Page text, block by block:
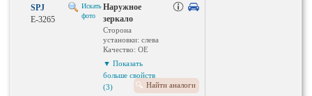
Вид
эксплуатации:
электрический
асферический
Автомобиль с
лево- /
правосторонним
расположением
руля: для
расположения
руля
SPJ
E-3265
Искать
фото
Наружное
зеркало
Сторона
установки: слева
Качество: OE
QUALITY
Наружное /
внутреннее
зеркало заднего
▼ Показать
больше свойств
(3)
Найти аналоги